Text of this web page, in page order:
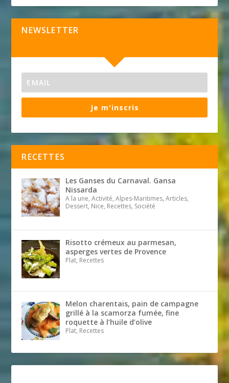
NEWSLETTER
Je m'inscris
RECETTES
Les Ganses du Carnaval. Gansa
Nissarda
A la une, Activité, Alpes-Maritimes, Articles,
Dessert, Nice, Recettes, Société
Risotto crémeux au parmesan,
asperges vertes de Provence
Plat, Recettes
Melon charentais, pain de campagne
grillé à la scamorza fumée, fine
roquette à l’huile d’olive
Plat, Recettes